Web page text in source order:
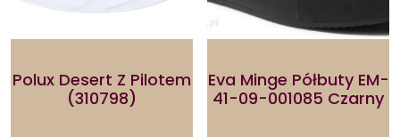
Polux Desert Z Pilotem
(310798)
Eva Minge Półbuty EM-
41-09-001085 Czarny